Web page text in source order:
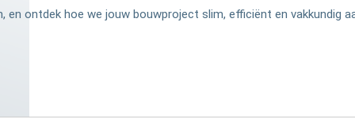
ontdek hoe we jouw bouwproject slim, efficiënt en vakkundig